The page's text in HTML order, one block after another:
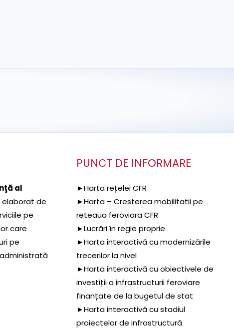
al
de
pe
care
pe
PUNCT DE INFORMARE
►Harta rețelei CFR
►Harta – Cresterea mobilitatii pe
reteaua feroviara CFR
►Lucrări în regie proprie
►Harta interactivă cu modernizările
trecerilor la nivel
►Harta interactivă cu obiectivele de
investiții a infrastructurii feroviare
finanțate de la bugetul de stat
►Harta interactivă cu stadiul
proiectelor de infrastructură